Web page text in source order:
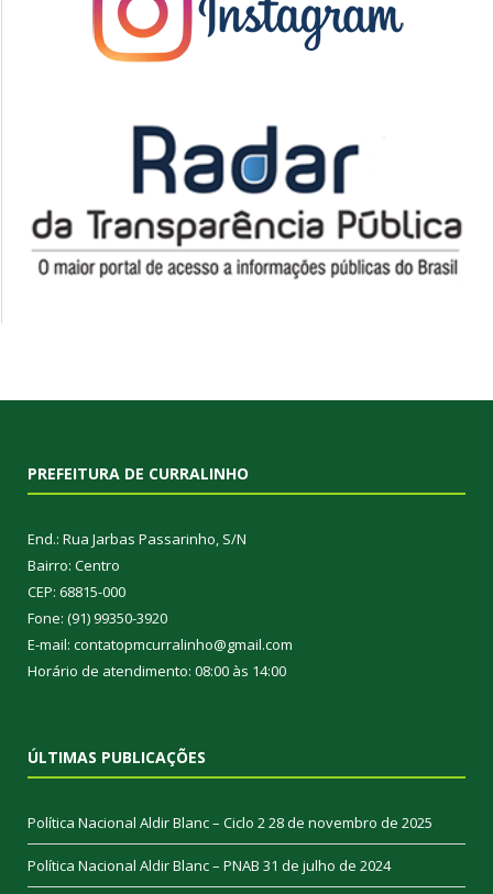
PREFEITURA DE CURRALINHO
End.: Rua Jarbas Passarinho, S/N
Bairro: Centro
CEP: 68815-000
Fone: (91) 99350-3920
E-mail: contatopmcurralinho@gmail.com
Horário de atendimento: 08:00 às 14:00
ÚLTIMAS PUBLICAÇÕES
Política Nacional Aldir Blanc – Ciclo 228 de novembro de 2025
Política Nacional Aldir Blanc – PNAB 31 de julho de 2024